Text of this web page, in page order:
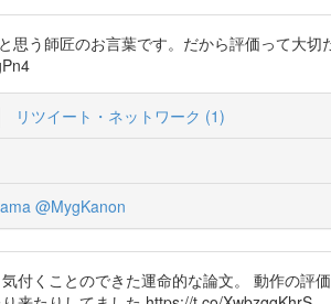
う師匠のお言葉です。だから評価って大
リツイート・ネットワーク (1)
@MygKanon
付くことのできた運命的な論文。 動作の評